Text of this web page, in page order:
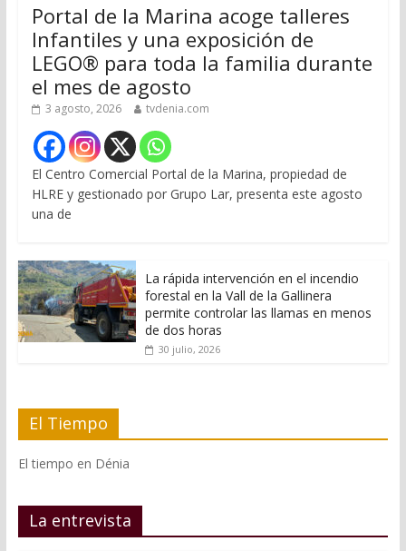
Portal de la Marina acoge talleres
Infantiles y una exposición de
LEGO® para toda la familia durante
el mes de agosto
3 agosto, 2026 tvdenia.com
El Centro Comercial Portal de la Marina, propiedad de
HLRE y gestionado por Grupo Lar, presenta este agosto
una de
La rápida intervención en el incendio
forestal en la Vall de la Gallinera
permite controlar las llamas en menos
de dos horas
30 julio, 2026
El Tiempo
El tiempo en Dénia
La entrevista